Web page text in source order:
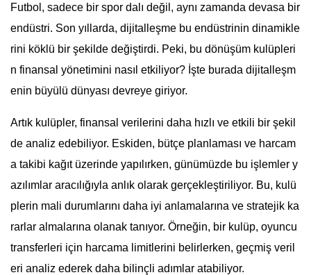
Futbol, sadece bir spor dalı değil, aynı zamanda devasa bir
endüstri. Son yıllarda, dijitalleşme bu endüstrinin dinamikle
rini köklü bir şekilde değiştirdi. Peki, bu dönüşüm kulüpleri
n finansal yönetimini nasıl etkiliyor? İşte burada dijitalleşm
enin büyülü dünyası devreye giriyor.
Artık kulüpler, finansal verilerini daha hızlı ve etkili bir şekil
de analiz edebiliyor. Eskiden, bütçe planlaması ve harcam
a takibi kağıt üzerinde yapılırken, günümüzde bu işlemler y
azılımlar aracılığıyla anlık olarak gerçekleştiriliyor. Bu, kulü
plerin mali durumlarını daha iyi anlamalarına ve stratejik ka
rarlar almalarına olanak tanıyor. Örneğin, bir kulüp, oyuncu
transferleri için harcama limitlerini belirlerken, geçmiş veril
eri analiz ederek daha bilinçli adımlar atabiliyor.